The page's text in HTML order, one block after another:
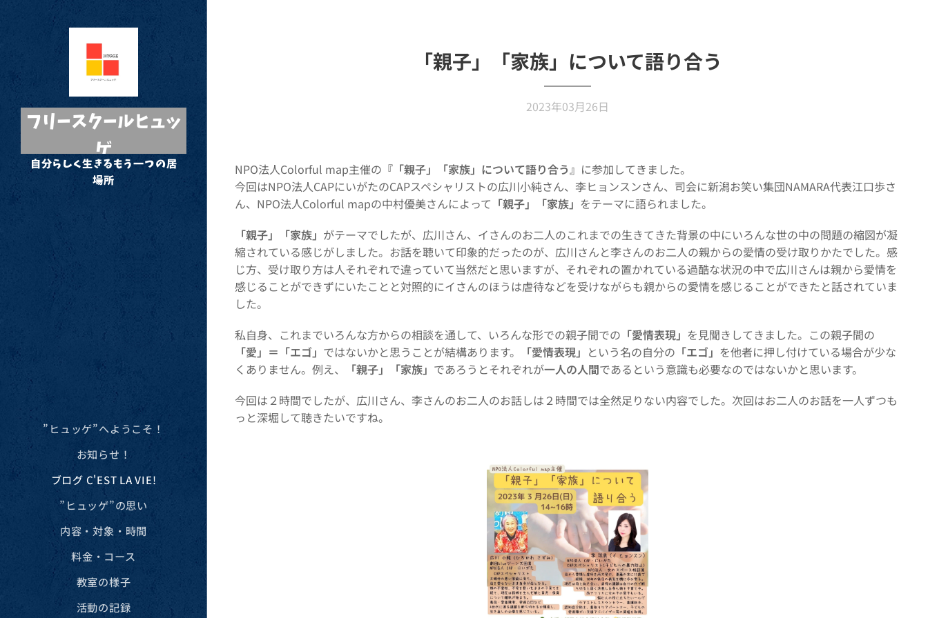
フリースクールヒュッ
ゲ
自分らしく生きるもう一つの居
場所
”ヒュッゲ”へようこそ！
お知らせ！
ブログ C'EST LA VIE!
”ヒュッゲ”の思い
内容・対象・時間
料金・コース
教室の様子
活動の記録
「親子」「家族」について語り合う
2023年03月26日
NPO法人Colorful map主催の 『「親子」「家族」について語り合う』 に参加してきました。
今回はNPO法人CAPにいがたのCAPスペシャリストの広川小純さん、李ヒョンスンさん、司会に新潟お笑い集団NAMARA代表江口歩さ
ん、NPO法人Colorful mapの中村優美さんによって 「親子」「家族」 をテーマに語られました。
「親子」「家族」 がテーマでしたが、広川さん、イさんのお二人のこれまでの生きてきた背景の中にいろんな世の中の問題の縮図が凝
縮されている感じがしました。お話を聴いて印象的だったのが、広川さんと李さんのお二人の親からの愛情の受け取りかたでした。感
じ方、受け取り方は人それぞれで違っていて当然だと思いますが、それぞれの置かれている過酷な状況の中で広川さんは親から愛情を
感じることができずにいたことと対照的にイさんのほうは虐待などを受けながらも親からの愛情を感じることができたと話されていま
した。
私自身、これまでいろんな方からの相談を通して、いろんな形での親子間での 「愛情表現」 を見聞きしてきました。この親子間の
「愛」＝「エゴ」 ではないかと思うことが結構あります。 「愛情表現」 という名の自分の 「エゴ」 を他者に押し付けている場合が少な
くありません。例え、
「親子」「家族」 であろうとそれぞれが一人の人間であるという意識も必要なのではないかと思います。
今回は２時間でしたが、広川さん、李さんのお二人のお話しは２時間では全然足りない内容でした。次回はお二人のお話を一人ずつも
っと深堀して聴きたいですね。